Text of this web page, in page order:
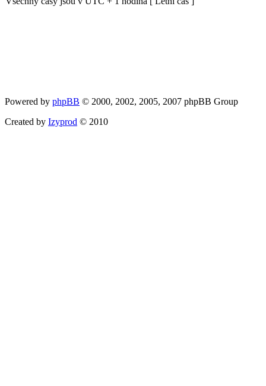
Powered by phpBB © 2000, 2002, 2005, 2007 phpBB Group
Created by Izyprod © 2010